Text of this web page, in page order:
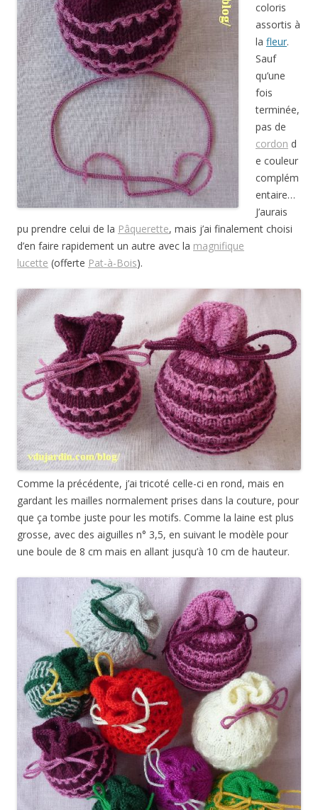
coloris
assortis à
la fleur.
Sauf
qu’une
fois
terminée,
pas de
cordon d
e couleur
complém
entaire…
J’aurais
pu prendre celui de la Pâquerette, mais j’ai finalement choisi
d’en faire rapidement un autre avec la magnifique
lucette (offerte Pat-à-Bois).
Comme la précédente, j’ai tricoté celle-ci en rond, mais en
gardant les mailles normalement prises dans la couture, pour
que ça tombe juste pour les motifs. Comme la laine est plus
grosse, avec des aiguilles n° 3,5, en suivant le modèle pour
une boule de 8 cm mais en allant jusqu’à 10 cm de hauteur.